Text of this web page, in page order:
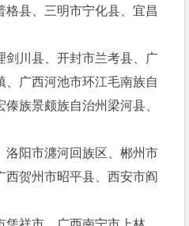
格县、三明市宁化县、宜昌
剑川县、开封市兰考县、广
、广西河池市环江毛南族自
族景颇族自治州梁河县、
洛阳市瀍河回族区、郴州市
西贺州市昭平县、西安市阎